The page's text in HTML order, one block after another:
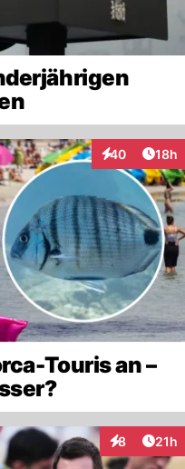
40
Interaktionen
18h
Touris an –
8
Interaktionen
21h